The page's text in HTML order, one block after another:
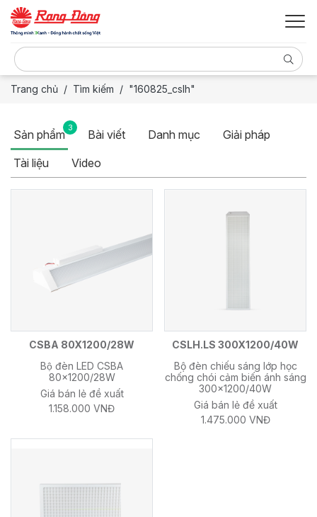
Trang chủ Tìm kiếm "160825_cslh"
Sản phẩm 3 Bài viết Danh mục
Giải pháp
Tài liệu
Video
CSBA 80X1200/28W
Bộ đèn LED CSBA
80x1200/28W
Giá bán lẻ đề xuất
1.158.000 VNĐ
CSLH.LS 300X1200/40W
Bộ đèn chiếu sáng lớp học
chống chói cảm biến ánh sáng
300x1200/40W
Giá bán lẻ đề xuất
1.475.000 VNĐ